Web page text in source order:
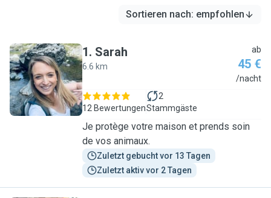
Sortieren nach: empfohlen
S
1. Sarah
6.6 km
ab
45 €
/nacht
12 Bewertungen
2
Stammgäste
Je protège votre maison et prends soin
de vos animaux.
Zuletzt gebucht vor 13 Tagen
Zuletzt aktiv vor 2 Tagen